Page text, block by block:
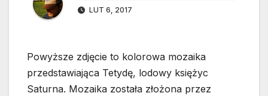
LUT 6, 2017
Powyższe zdjęcie to kolorowa mozaika
przedstawiająca Tetydę, lodowy księżyc
Saturna. Mozaika została złożona przez